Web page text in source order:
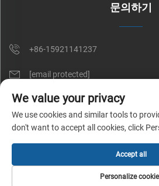
문의하기
+86-15921141237
[email protected]
RM 602, NO. 1509, CAOAN ROAD,
Copyright © Shunnai Belting (Shanghai)
개인정보 처리방
We value your privacy
We use cookies and similar tools to
don't want to accept all cookies, click
Personalize
Accept all